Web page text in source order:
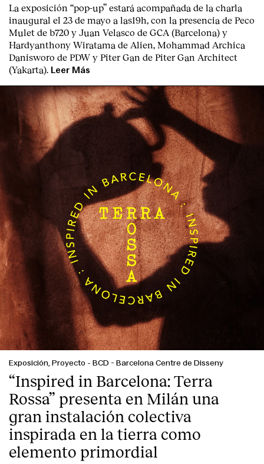
La exposición “pop-up” estará acompañada de la charla
inaugural el 23 de mayo a las19h, con la presencia de Peco
Mulet de b720 y Juan Velasco de GCA (Barcelona) y
Hardyanthony Wiratama de Alien, Mohammad Archica
Danisworo de PDW y Piter Gan de Piter Gan Architect
(Yakarta). Leer Más
Exposición, Proyecto - BCD - Barcelona Centre de Disseny
“Inspired in Barcelona: Terra
Rossa” presenta en Milán una
gran instalación colectiva
inspirada en la tierra como
elemento primordial